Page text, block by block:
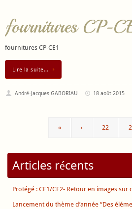
fournitures CP-
fournitures CP-CE1
Lire la suite…
André-Jacques GABORIAU 18 août 2015
« ‹ 22
Articles récents
Protégé : CE1/CE2- Retour en images sur
Lancement du thème d’année “Des